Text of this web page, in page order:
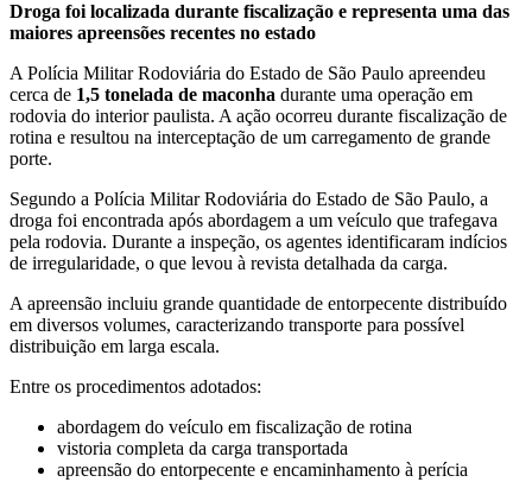
Droga foi localizada durante fiscalização e representa uma das
maiores apreensões recentes no estado
A Polícia Militar Rodoviária do Estado de São Paulo apreendeu
cerca de 1,5 tonelada de maconha durante uma operação em
rodovia do interior paulista. A ação ocorreu durante fiscalização de
rotina e resultou na interceptação de um carregamento de grande
porte.
Segundo a Polícia Militar Rodoviária do Estado de São Paulo, a
droga foi encontrada após abordagem a um veículo que trafegava
pela rodovia. Durante a inspeção, os agentes identificaram indícios
de irregularidade, o que levou à revista detalhada da carga.
A apreensão incluiu grande quantidade de entorpecente distribuído
em diversos volumes, caracterizando transporte para possível
distribuição em larga escala.
Entre os procedimentos adotados:
abordagem do veículo em fiscalização de rotina
vistoria completa da carga transportada
apreensão do entorpecente e encaminhamento à perícia